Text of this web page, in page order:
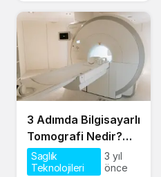
3 Adımda Bilgisayarlı
Tomografi Nedir?
Bilgisayarlı
Tomografi (BT) Nasıl
Saglık
Teknolojileri
3 yıl
önce